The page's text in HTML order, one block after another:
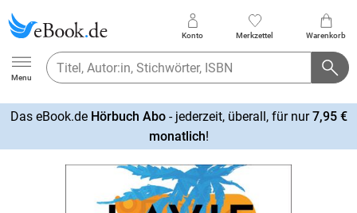
Ebook.de
Menu
Konto Merkzettel Warenkorb
Das eBook.de Hörbuch Abo- jederzeit, überall, für nur7,95 €
monatlich!